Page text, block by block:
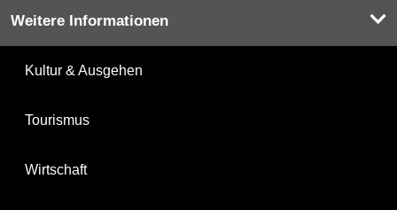
Weitere Informationen
Kultur & Ausgehen
Tourismus
Wirtschaft